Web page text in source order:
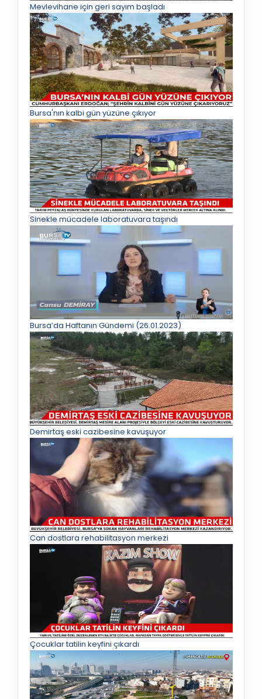
Mevlevihane için geri sayım başladı
Bursa'nın kalbi gün yüzüne çıkıyor
Sinekle mücadele laboratuvara taşındı
Bursa’da Haftanın Gündemi (26.01.2023)
Demirtaş eski cazibesine kavuşuyor
Can dostlara rehabilitasyon merkezi
Çocuklar tatilin keyfini çıkardı